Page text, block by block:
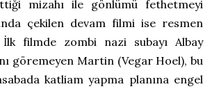
mizahı ile gönlümü fethetmeyi
çekilen devam filmi ise resmen
filmde zombi nazi subayı Albay
göremeyen Martin (Vegar Hoel), bu
katliam yapma planına engel